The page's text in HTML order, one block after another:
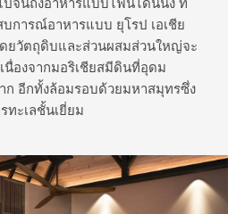
การณ์อาหารแบบ ยุโรป เอเชีย
ยวัตถุดิบและส่วนผสมส่วนใหญ่จะ
นื่องจากมอริเชียสมีดินที่อุดม
ก อีกทั้งล้อมรอบด้วยมหาสมุทรซึ่ง
ทะเลชั้นเยี่ยม